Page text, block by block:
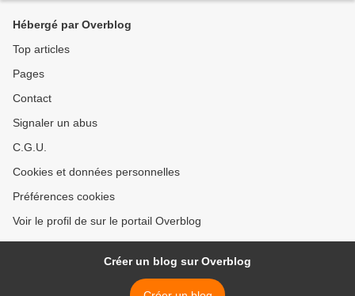
Hébergé par Overblog
Top articles
Pages
Contact
Signaler un abus
C.G.U.
Cookies et données personnelles
Préférences cookies
Voir le profil de sur le portail Overblog
Créer un blog sur Overblog